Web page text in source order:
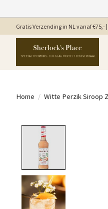
Gratis Verzending in NL vanaf €75,-
Home / Witte Perzik Siroop